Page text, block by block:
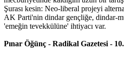
Şurası kesin: Neo-liberal projeyi
AK Parti'nin dindar gençliğe, dindar-
'emeğin tevekkülüne' ihtiyacı var.
Pınar Öğünç - Radikal Gazetesi -